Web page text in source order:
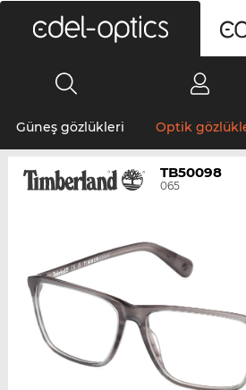
Güneş gözlükleri Optik
TB50098
065